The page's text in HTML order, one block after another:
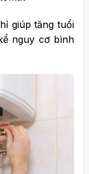
giúp tăng tuổi
nguy cơ bình